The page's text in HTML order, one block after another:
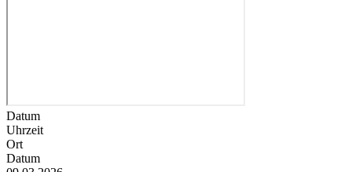
Datum
Uhrzeit
Ort
Datum